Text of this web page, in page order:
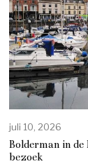
juli 10, 2026
Bolderman in
bezoek